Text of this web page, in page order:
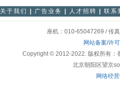
关于我们 广告业务 人才招聘 联系
座机：010-65047269 / 传
网站备案/许
Copyright © 2012-2022. 版权所有：
北京朝阳区望京
网络经